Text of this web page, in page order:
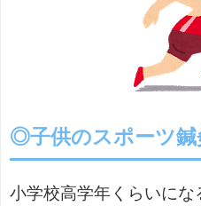
◎子供のスポーツ鍼
小学校高学年くらいにな